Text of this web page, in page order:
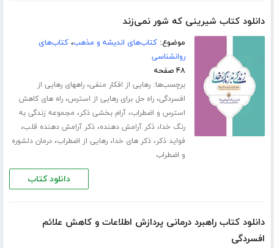
دانلود کتاب شیرینی که شور نمی‌زند
موضوع:کتاب‌های اندیشه و مذهب،کتاب‌های
روانشناسی
۴۸ صفحه
برچسب‌ها:رهایی از افکار منفی،راههای رهایی از
افسردگی،راه حل برای رهایی از استرس،راه های کاهش
استرس و اضطراب،آرام بخشی ذکر، مجموعه زندگی به
رنگ خدا،ذکر آرامش دهنده،ذکر آرامش دهنده قلب،
فواید ذکر،ذکر های خدا،رهایی از اضطراب،درمان دلشوره
و اضطراب
دانلود کتاب
دانلود کتاب راهبرد درمانی پردازش اطلاعات و کاهش علائم
افسردگی